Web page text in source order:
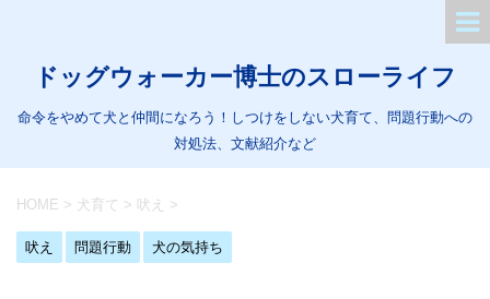
ドッグウォーカー博士のスローライフ
命令をやめて犬と仲間になろう！しつけをしない犬育て、問題行動への
対処法、文献紹介など
HOME > 犬育て > 吠え >
吠え 問題行動 犬の気持ち